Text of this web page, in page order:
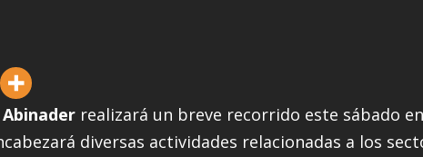
realizará un breve recorrido este sábado en
diversas actividades relacionadas a los